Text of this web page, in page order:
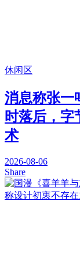
休闲区
消息称张一
时落后，字
术
2026-08-06
Share